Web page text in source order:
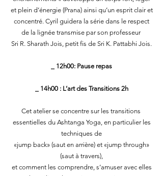
et plein d’énergie (Prana) ainsi qu’un esprit clair et
concentré. Cyril guidera la série dans le respect
de la lignée transmise par son professeur
Sri R. Sharath Jois, petit fis de Sri K. Pattabhi Jois.
_ 12h00: Pause repas
_ 14h00 : L’art des Transitions 2h
Cet atelier se concentre sur les transitions
essentielles du Ashtanga Yoga, en particulier les
techniques de
«jump back» (saut en arrière) et «jump through»
(saut à travers),
et comment les comprendre, s’amuser avec elles